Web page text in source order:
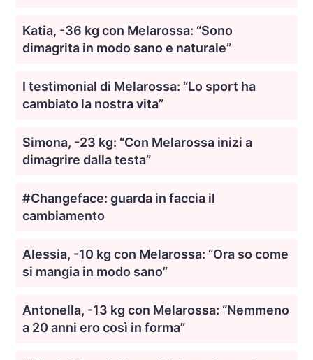
Katia, -36 kg con Melarossa: “Sono
dimagrita in modo sano e naturale”
I testimonial di Melarossa: “Lo sport ha
cambiato la nostra vita”
Simona, -23 kg: “Con Melarossa inizi a
dimagrire dalla testa”
#Changeface: guarda in faccia il
cambiamento
Alessia, -10 kg con Melarossa: “Ora so come
si mangia in modo sano”
Antonella, -13 kg con Melarossa: “Nemmeno
a 20 anni ero così in forma”